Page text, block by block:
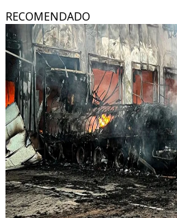
RECOMENDADO